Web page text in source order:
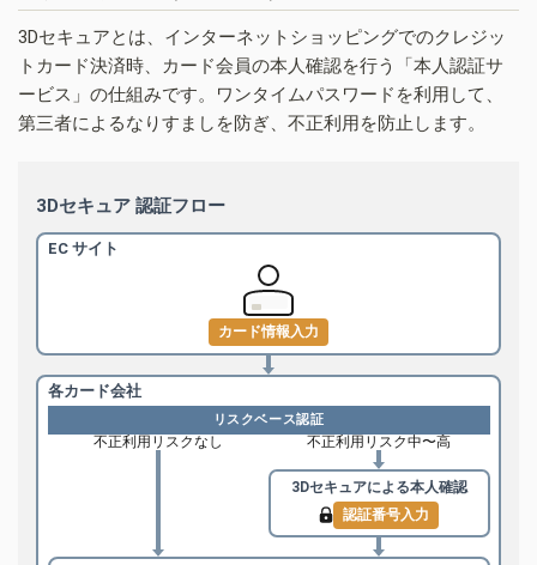
3Dセキュアとは、インターネットショッピングでのクレジッ
トカード決済時、カード会員の本人確認を行う「本人認証サ
ービス」の仕組みです。ワンタイムパスワードを利用して、
第三者によるなりすましを防ぎ、不正利用を防止します。
3Dセキュア 認証フロー
EC サイト
カード情報入力
各カード会社
リスクベース認証
不正利用リスクなし 不正利用リスク中〜高
3Dセキュアによる本人確認
認証番号入力